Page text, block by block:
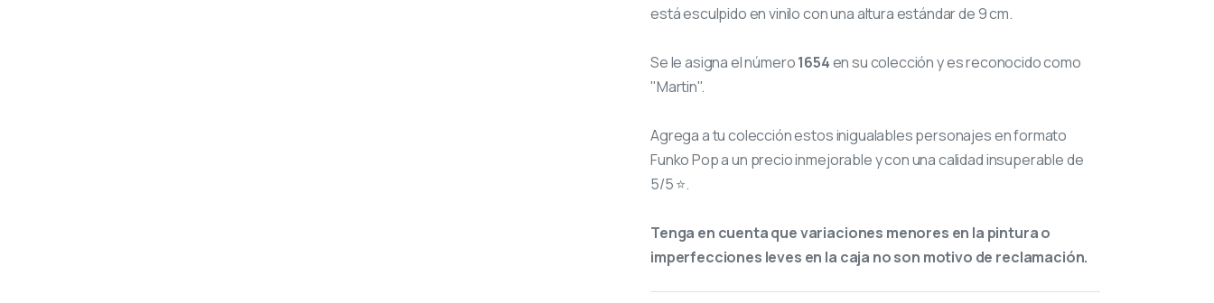
está esculpido en vinilo con una altura estándar de 9 cm.
Se le asigna el número1654en su colección y es reconocido como
"Martin".
Agrega a tu colección estos inigualables personajes en formato
Funko Pop a un precio inmejorable y con una calidad insuperable de
5/5 ⭐.
Tenga en cuenta que variaciones menores en la pintura o
imperfecciones leves en la caja no son motivo de reclamación.